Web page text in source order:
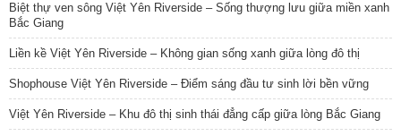
Biệt thự ven sông Việt Yên Riverside – Sống thượng lưu giữa miền xanh
Bắc Giang
Liền kề Việt Yên Riverside – Không gian sống xanh giữa lòng đô thị
Shophouse Việt Yên Riverside – Điểm sáng đầu tư sinh lời bền vững
Việt Yên Riverside – Khu đô thị sinh thái đẳng cấp giữa lòng Bắc Giang